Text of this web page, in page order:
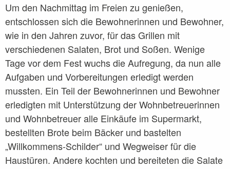
Verbund Sucht Pankow TWG
WG Mitte Soldiner Straße
WG Mitte Gotenburger 3. OG
WG Mitte Gotenburger 4. OG
WG Neukölln
WG Pankow Hagenauer
WG Pankow Moselviertel
WG Treptow-Köpenick
Um den Nachmittag im Freien zu genießen,
entschlossen sich die Bewohnerinnen und Bewohner,
wie in den Jahren zuvor, für das Grillen mit
verschiedenen Salaten, Brot und Soßen. Wenige
Tage vor dem Fest wuchs die Aufregung, da nun alle
Aufgaben und Vorbereitungen erledigt werden
mussten. Ein Teil der Bewohnerinnen und Bewohner
erledigten mit Unterstützung der Wohnbetreuerinnen
und Wohnbetreuer alle Einkäufe im Supermarkt,
bestellten Brote beim Bäcker und bastelten
„Willkommens-Schilder“ und Wegweiser für die
Haustüren. Andere kochten und bereiteten die Salate